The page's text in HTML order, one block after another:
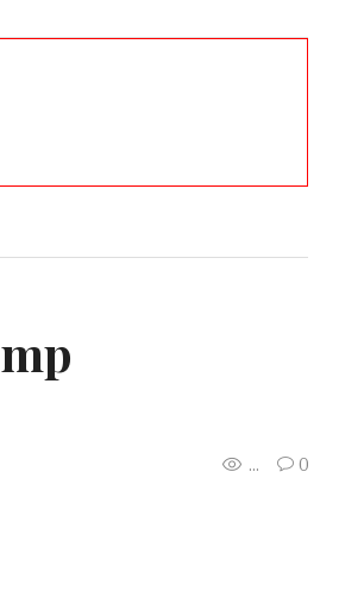
Avioanele spaniole vor putea patrula și în
...
0